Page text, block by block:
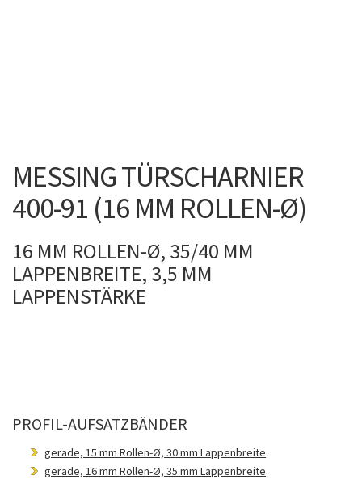
MESSING TÜRSCHARNIER
400-91 (16 MM ROLLEN-Ø)
16 MM ROLLEN-Ø, 35/40 MM
LAPPENBREITE, 3,5 MM
LAPPENSTÄRKE
PROFIL-AUFSATZBÄNDER
gerade, 15 mm Rollen-Ø, 30 mm Lappenbreite
gerade, 16 mm Rollen-Ø, 35 mm Lappenbreite